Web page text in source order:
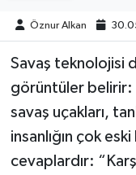
Öznur Alkan
Savaş teknolojisi
görüntüler belirir:
savaş uçakları,
insanlığın çok
cevaplardır: